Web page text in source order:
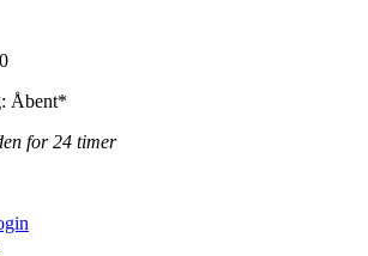
Åbent*
for 24 timer